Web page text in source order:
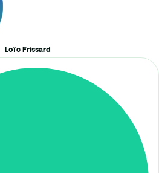
Loïc Frissard